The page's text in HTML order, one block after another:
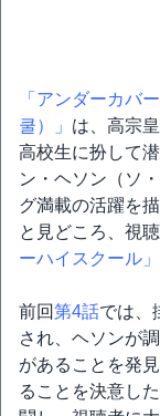
「アンダーカバ
쿨）」 は、高宗
高校生に扮して
ン・ヘソン（ソ
グ満載の活躍を
と見どころ、視
ーハイスクール
前回第4話では、
され、ヘソンが
があることを発
ることを決意し